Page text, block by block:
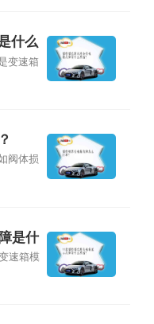
什么
变速箱
阀体损
是什
速箱模